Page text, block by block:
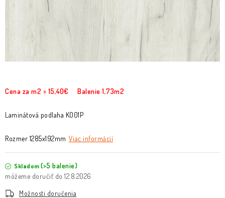
Cena za m2 = 15,40€ Balenie 1,73m2
Laminátová podlaha K001P
Rozmer 1285x192mm Viac informácií
Skladom (>5 balenie)
12.8.2026
Možnosti doručenia